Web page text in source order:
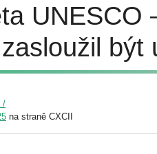
UNESCO
být
/
na straně CXCII